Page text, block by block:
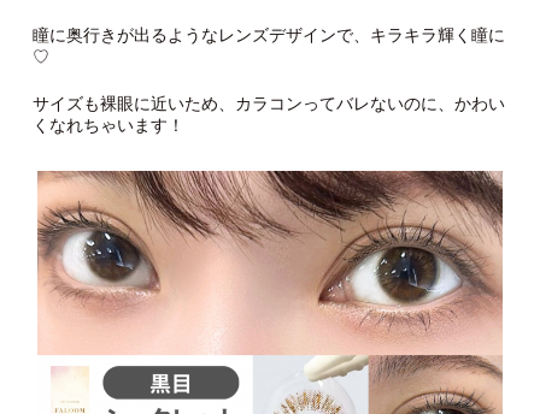
瞳に奥行きが出るようなレンズデザインで、キラキラ輝く瞳に
♡
サイズも裸眼に近いため、カラコンってバレないのに、かわい
くなれちゃいます！